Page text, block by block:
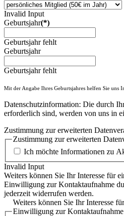
Invalid Input
Geburtsjahr(*)
Geburtsjahr fehlt
Geburtsjahr
Geburtsjahr fehlt
Mit der Angabe Ihres Geburtsjahres helfen Sie uns
Datenschutzinformation: Die durch
erforderlich sind, werden von uns in
Zustimmung zur erweiterten
Zustimmung zur erweiterten
Ich möchte Informationen zu
Invalid Input
Weiters können Sie Ihr Interesse für
Einwilligung zur Kontaktaufnahme
jederzeit widerrufen werden.
Weiters können Sie Ihr Interesse
Einwilligung zur